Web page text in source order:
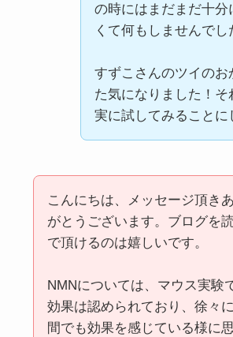
の時にはまだまだ十分
くて何もしませんでし
すずこさんのツイのお
た気になりました！そ
実に試してみることに
こんにちは、メッセージ頂き
がとうございます。ブログを
で頂けるのは嬉しいです。
NMNについては、マウス実験
効果は認められており、徐々
間でも効果を感じている様に